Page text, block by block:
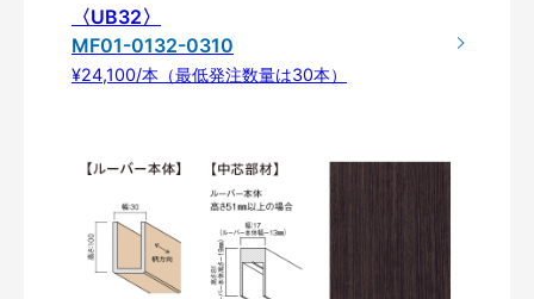
〈UB32〉
MF01-0132-0310
¥24,100/本（最低発注数量は30本）